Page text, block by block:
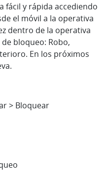
fácil y rápida accediendo
el móvil a la operativa
dentro de la operativa
bloqueo: Robo,
En los próximos
> Bloquear